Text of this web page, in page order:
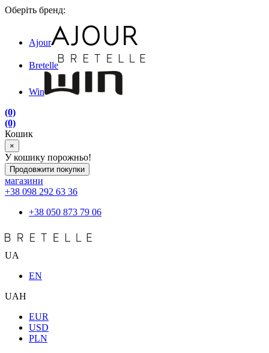
Оберіть бренд:
Ajour
Bretelle
Win
(0)
(0)
Кошик
×
У кошику порожньо!
Продовжити покупки
магазини
+38 098 292 63 36
+38 050 873 79 06
UA
EN
UAH
EUR
USD
PLN